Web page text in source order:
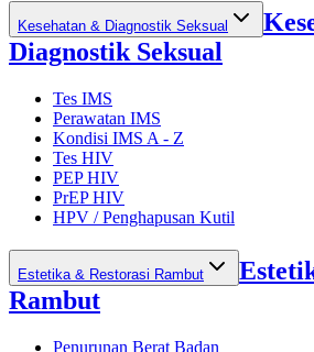
Kesehatan & Diagnostik Seksual
Diagnostik Seksual
Tes IMS
Perawatan IMS
Kondisi IMS A - Z
Tes HIV
PEP HIV
PrEP HIV
HPV / Penghapusan Kutil
Estetika & Restorasi Rambut
Rambut
Penurunan Berat Badan